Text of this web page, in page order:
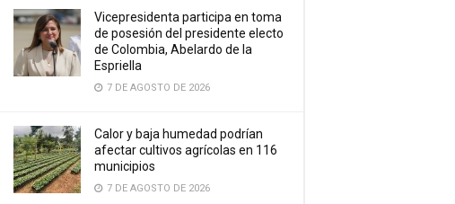
Vicepresidenta participa en toma
de posesión del presidente electo
de Colombia, Abelardo de la
Espriella
7 DE AGOSTO DE 2026
Calor y baja humedad podrían
afectar cultivos agrícolas en 116
municipios
7 DE AGOSTO DE 2026